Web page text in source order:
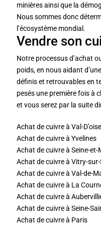
minières ainsi que la
Nous sommes donc
l’écosystème mondial.
Vendre son
Notre processus d’achat
poids, en nous aidant
définis et retrouvables en
pesés une première fois à
et vous serez par la suite
Achat de cuivre à Val-D’oise
Achat de cuivre à Yvelines
Achat de cuivre à Seine-et-
Achat de cuivre à Vitry-sur-
Achat de cuivre à Val-de-
Achat de cuivre à La
Achat de cuivre à
Achat de cuivre à Seine-
Achat de cuivre à Paris